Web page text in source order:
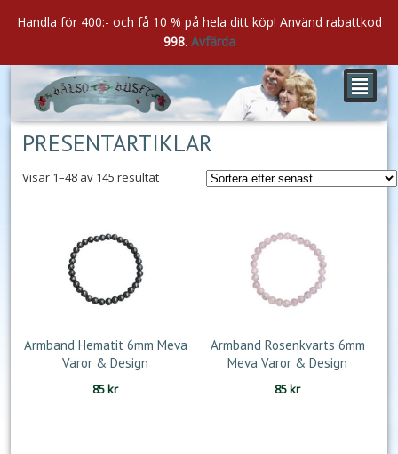
²
PRESENTARTIKLAR
Visar 1–48 av 145 resultatSortera
Armband Hematit 6mm Meva
Varor & Design
85 kr
Armband Rosenkvarts 6mm
Meva Varor & Design
85 kr
Handla för 400:- och få 10 % på hela ditt köp! Använd rabattkod
998. Avfärda